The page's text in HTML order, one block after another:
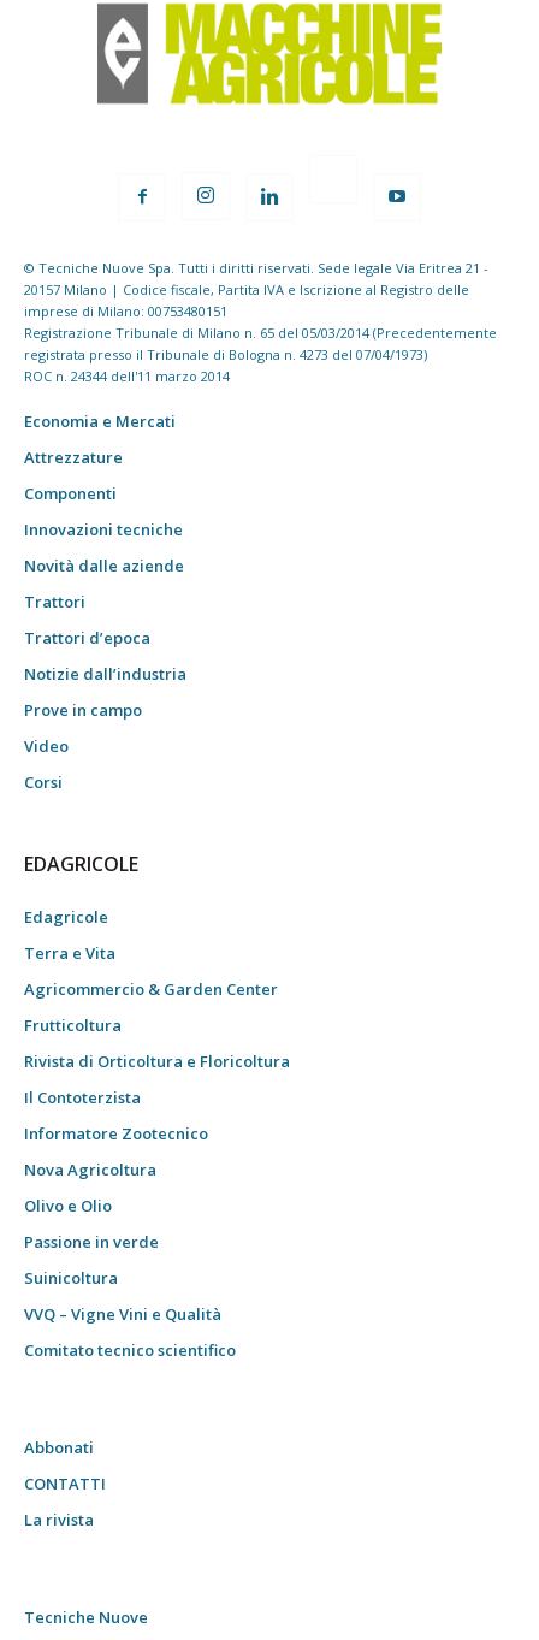
© Tecniche Nuove Spa. Tutti i diritti riservati. Sede legale Via Eritrea 21 -
20157 Milano | Codice fiscale, Partita IVA e Iscrizione al Registro delle
imprese di Milano: 00753480151
Registrazione Tribunale di Milano n. 65 del 05/03/2014 (Precedentemente
registrata presso il Tribunale di Bologna n. 4273 del 07/04/1973)
ROC n. 24344 dell'11 marzo 2014
Economia e Mercati
Attrezzature
Componenti
Innovazioni tecniche
Novità dalle aziende
Trattori
Trattori d’epoca
Notizie dall’industria
Prove in campo
Video
Corsi
EDAGRICOLE
Edagricole
Terra e Vita
Agricommercio & Garden Center
Frutticoltura
Rivista di Orticoltura e Floricoltura
Il Contoterzista
Informatore Zootecnico
Nova Agricoltura
Olivo e Olio
Passione in verde
Suinicoltura
VVQ – Vigne Vini e Qualità
Comitato tecnico scientifico
Abbonati
CONTATTI
La rivista
Tecniche Nuove